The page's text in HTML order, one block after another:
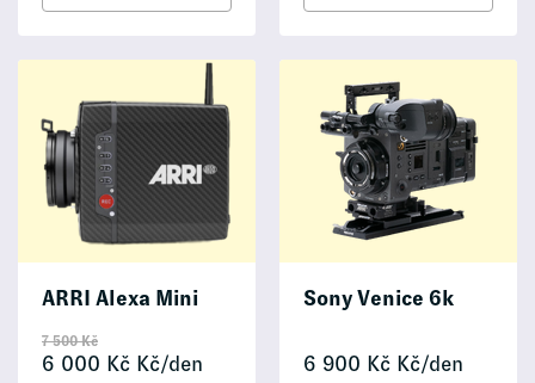
ARRI Alexa Mini
7 500 Kč
6 000 Kč Kč/den
Sony Venice 6k
6 900 Kč Kč/den